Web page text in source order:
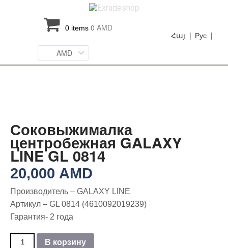
0 items 0 AMD
Рус |
Հայ |
AMD
Соковыжималка
центробежная GALAXY
LINE GL 0814
20,000 AMD
Производитель – GALAXY LINE
Артикул – GL 0814 (4610092019239)
Гарантия- 2 года
Количество
В корзину